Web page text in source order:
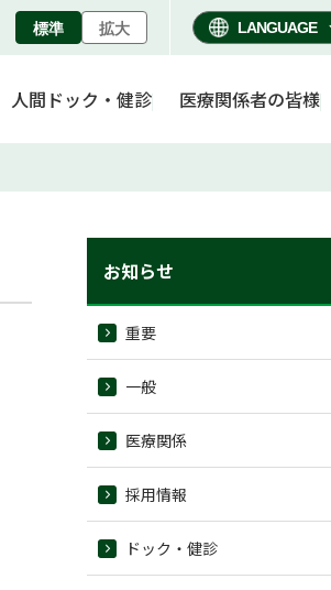
標準 拡大
人間ドック・健診 医療関係者の皆様
お知らせ
重要
一般
医療関係
採用情報
ドック・健診